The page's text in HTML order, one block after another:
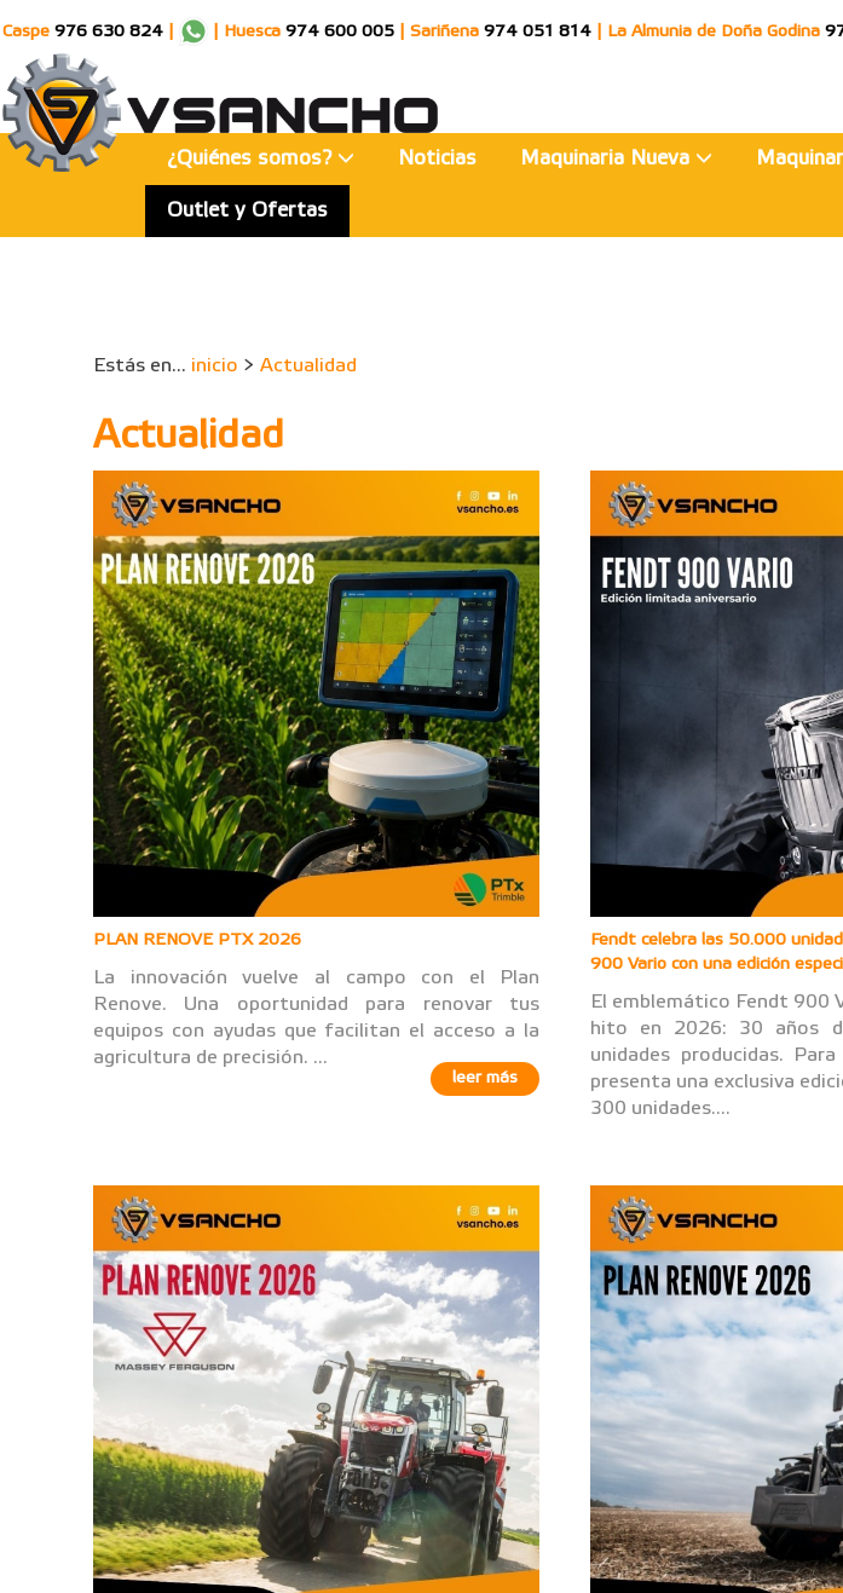
Caspe 976 630 824 Huesca 974 600 005 Sariñena 974 051 814 La Almunia de Doña Godina
¿Quiénes somos? Noticias Maquinaria Nueva
Outlet y Ofertas
Estás en... inicio > Actualidad
Actualidad
PLAN RENOVE PTX 2026
La innovación vuelve al campo con el Plan
Renove. Una oportunidad para renovar tus
equipos con ayudas que facilitan el acceso a la
agricultura de precisión. ...
leer más
Fendt celebra las 50.000
900 Vario con una edición
El emblemático Fendt 900
hito en 2026: 30 años
unidades producidas.
presenta una exclusiva
300 unidades....